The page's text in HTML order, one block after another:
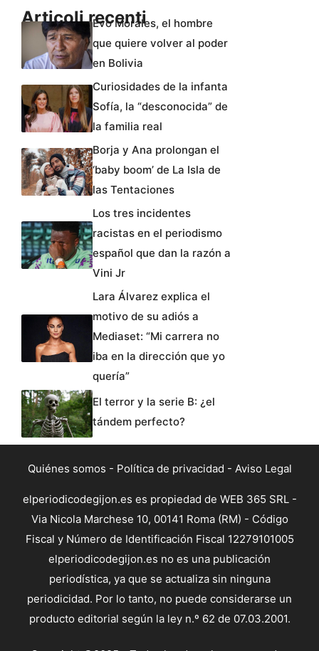
Articoli recentiEvo Morales, el hombre
que quiere volver al poder
en Bolivia
Curiosidades de la infanta
Sofía, la “desconocida” de
la familia real
Borja y Ana prolongan el
‘baby boom’ de La Isla de
las Tentaciones
Los tres incidentes
racistas en el periodismo
español que dan la razón a
Vini Jr
Lara Álvarez explica el
motivo de su adiós a
Mediaset: “Mi carrera no
iba en la dirección que yo
quería”
El terror y la serie B: ¿el
tándem perfecto?
Quiénes somos - Política de privacidad - Aviso Legal
elperiodicodegijon.es es propiedad de WEB 365 SRL -
Via Nicola Marchese 10, 00141 Roma (RM) - Código
Fiscal y Número de Identificación Fiscal 12279101005
elperiodicodegijon.es no es una publicación
periodística, ya que se actualiza sin ninguna
periodicidad. Por lo tanto, no puede considerarse un
producto editorial según la ley n.º 62 de 07.03.2001.